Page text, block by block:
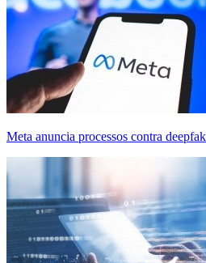
Meta anuncia processos contra